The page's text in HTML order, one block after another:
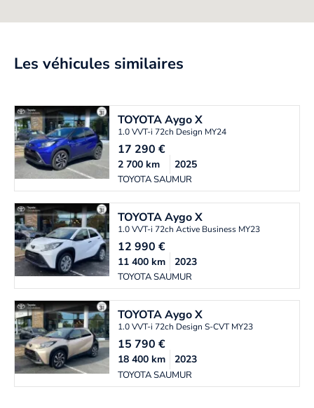
Les véhicules similaires
TOYOTAAygo X
1.0 VVT-i 72ch Design MY24
17 290€
TOYOTA SAUMUR
2 700km 2025
TOYOTAAygo X
1.0 VVT-i 72ch Active Business MY23
12 990€
TOYOTA SAUMUR
11 400km 2023
TOYOTAAygo X
1.0 VVT-i 72ch Design S-CVT MY23
15 790€
TOYOTA SAUMUR
18 400km 2023